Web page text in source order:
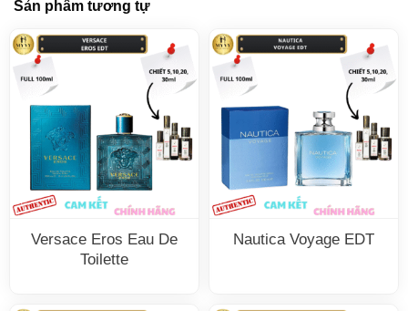
Sản phẩm tương tự
Versace Eros Eau De
Toilette
Nautica Voyage EDT